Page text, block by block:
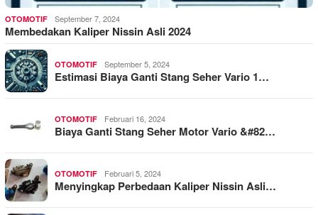
OTOMOTIF September 7, 2024
Membedakan Kaliper Nissin Asli 2024
OTOMOTIF September 5, 2024
Estimasi Biaya Ganti Stang Seher Vario 1…
OTOMOTIF Februari 16, 2024
Biaya Ganti Stang Seher Motor Vario &#82…
OTOMOTIF Februari 5, 2024
Menyingkap Perbedaan Kaliper Nissin Asli…